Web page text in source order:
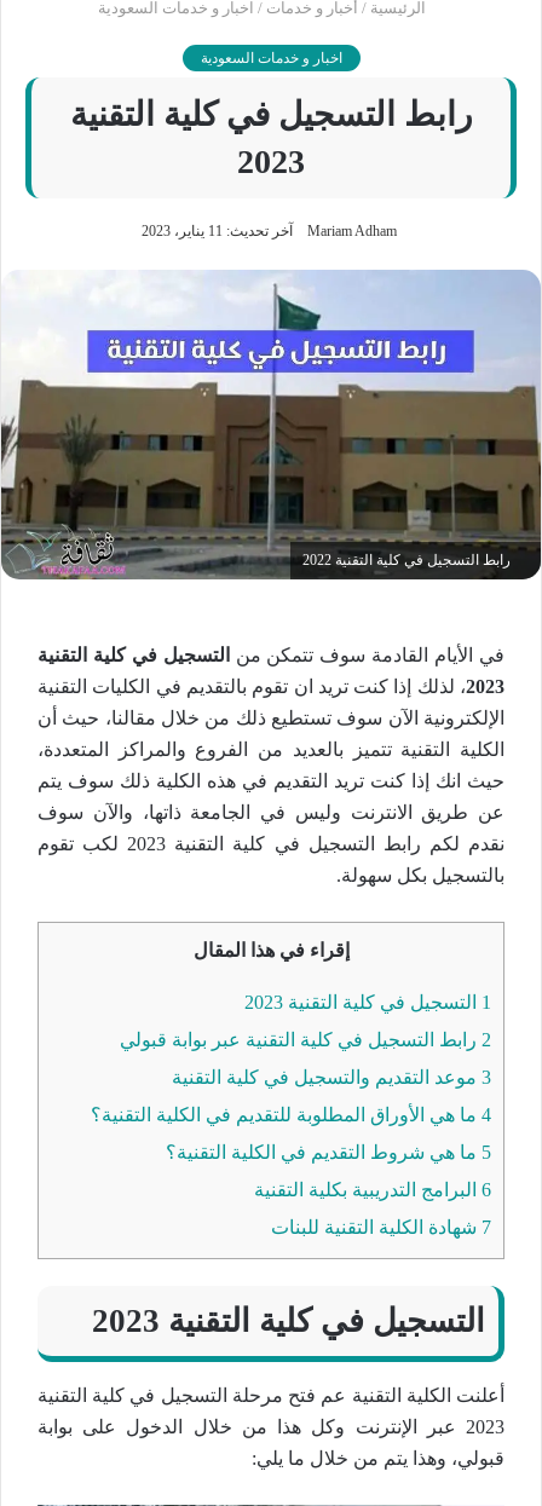
الرئيسية / أخبار و خدمات / اخبار و خدمات السعودية
اخبار و خدمات السعودية
رابط التسجيل في كلية التقنية
2023
Mariam Adham آخر تحديث: 11 يناير، 2023
رابط التسجيل في كلية التقنية 2022
في الأيام القادمة سوف تتمكن من
التسجيل في كلية التقنية
2023، لذلك إذا كنت تريد ان تقوم بالتقديم في الكليات التقنية
الإلكترونية الآن سوف تستطيع ذلك من خلال مقالنا، حيث أن
الكلية التقنية تتميز بالعديد من الفروع والمراكز المتعددة،
حيث انك إذا كنت تريد التقديم في هذه الكلية ذلك سوف يتم
عن طريق الانترنت وليس في الجامعة ذاتها، والآن سوف
نقدم لكم رابط التسجيل في كلية التقنية 2023 لكب تقوم
بالتسجيل بكل سهولة.
إقراء في هذا المقال
1 التسجيل في كلية التقنية 2023
2 رابط التسجيل في كلية التقنية عبر بوابة قبولي
3 موعد التقديم والتسجيل في كلية التقنية
4 ما هي الأوراق المطلوبة للتقديم في الكلية التقنية؟
5 ما هي شروط التقديم في الكلية التقنية؟
6 البرامج التدريبية بكلية التقنية
7 شهادة الكلية التقنية للبنات
التسجيل في كلية التقنية 2023
أعلنت الكلية التقنية عم فتح مرحلة التسجيل في كلية التقنية
2023 عبر الإنترنت وكل هذا من خلال الدخول على بوابة
قبولي، وهذا يتم من خلال ما يلي: